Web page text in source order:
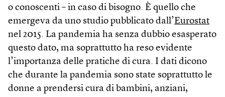
o conoscenti – in caso di bisogno. È quello che
emergeva da uno studio pubblicato dall’Eurostat
nel 2015. La pandemia ha senza dubbio esasperato
questo dato, ma soprattutto ha reso evidente
l’importanza delle pratiche di cura. I dati dicono
che durante la pandemia sono state soprattutto le
donne a prendersi cura di bambini, anziani,